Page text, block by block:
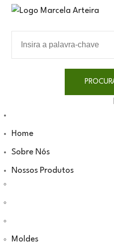
Home
Sobre Nós
Nossos Produtos
Moldes